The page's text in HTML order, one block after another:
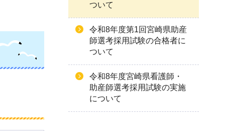
ついて
令和8年度第1回宮崎県助産
師選考採用試験の合格者に
ついて
令和8年度宮崎県看護師・
助産師選考採用試験の実施
について